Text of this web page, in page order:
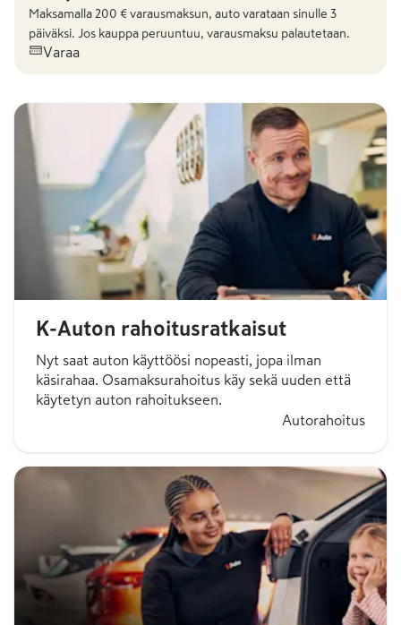
Maksamalla 200 € varausmaksun, auto varataan sinulle 3
päiväksi. Jos kauppa peruuntuu, varausmaksu palautetaan.
Varaa
K-Auton rahoitusratkaisut
Nyt saat auton käyttöösi nopeasti, jopa ilman
käsirahaa. Osamaksurahoitus käy sekä uuden että
käytetyn auton rahoitukseen.
Autorahoitus